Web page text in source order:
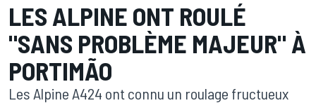
LES ALPINE ONT ROULÉ
"SANS PROBLÈME MAJEUR" À
PORTIMÃO
Les Alpine A424 ont connu un roulage fructueux